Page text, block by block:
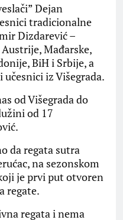
Dejan
tradicionalne
Dizdarević –
Mađarske,
BiH i Srbije, a
iz Višegrada.
od Višegrada do
od 17
da regata sutra
na sezonskom
je prvi put otvoren
regate.
regata i nema